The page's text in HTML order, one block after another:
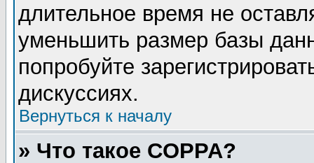
длительное время не
уменьшить размер базы
попробуйте
дискуссиях.
Вернуться к началу
» Что такое COPPA?